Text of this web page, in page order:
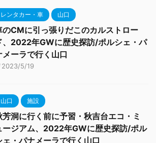
レンタカー・車 山口
のCMに引っ張りだこのカルストロー
、2022年GWに歴史探訪/ポルシェ・パ
メーラで行く山口
2023/5/19
山口 施設
芳洞に行く前に予習・秋吉台エコ・ミ
ージアム、2022年GWに歴史探訪/ポル
ェ・パナメーラで行く山口